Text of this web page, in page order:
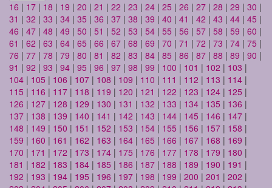
16 | 17 | 18 | 19 | 20 | 21 | 22 | 23 | 24 | 25 | 26 | 27 | 28 | 29 | 30 |
31 | 32 | 33 | 34 | 35 | 36 | 37 | 38 | 39 | 40 | 41 | 42 | 43 | 44 | 45 |
46 | 47 | 48 | 49 | 50 | 51 | 52 | 53 | 54 | 55 | 56 | 57 | 58 | 59 | 60 |
61 | 62 | 63 | 64 | 65 | 66 | 67 | 68 | 69 | 70 | 71 | 72 | 73 | 74 | 75 |
76 | 77 | 78 | 79 | 80 | 81 | 82 | 83 | 84 | 85 | 86 | 87 | 88 | 89 | 90 |
91 | 92 | 93 | 94 | 95 | 96 | 97 | 98 | 99 | 100 | 101 | 102 | 103 |
104 | 105 | 106 | 107 | 108 | 109 | 110 | 111 | 112 | 113 | 114 |
115 | 116 | 117 | 118 | 119 | 120 | 121 | 122 | 123 | 124 | 125 |
126 | 127 | 128 | 129 | 130 | 131 | 132 | 133 | 134 | 135 | 136 |
137 | 138 | 139 | 140 | 141 | 142 | 143 | 144 | 145 | 146 | 147 |
148 | 149 | 150 | 151 | 152 | 153 | 154 | 155 | 156 | 157 | 158 |
159 | 160 | 161 | 162 | 163 | 164 | 165 | 166 | 167 | 168 | 169 |
170 | 171 | 172 | 173 | 174 | 175 | 176 | 177 | 178 | 179 | 180 |
181 | 182 | 183 | 184 | 185 | 186 | 187 | 188 | 189 | 190 | 191 |
192 | 193 | 194 | 195 | 196 | 197 | 198 | 199 | 200 | 201 | 202 |